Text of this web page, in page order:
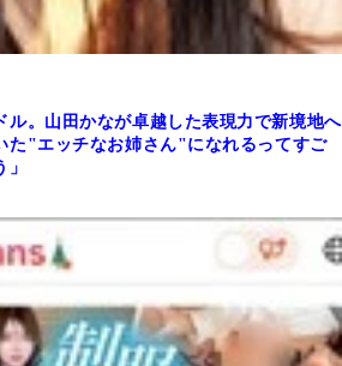
ル。山田かなが卓越した表現力で新境地へ
た"エッチなお姉さん"になれるってすご